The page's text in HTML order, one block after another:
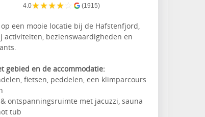
4.0★★★★☆ (1915)
een mooie locatie bij de Hafstenfjord,
activiteiten, bezienswaardigheden en
gebied en de accommodatie:
fietsen, peddelen, een klimparcours
ontspanningsruimte met jacuzzi, sauna
tub